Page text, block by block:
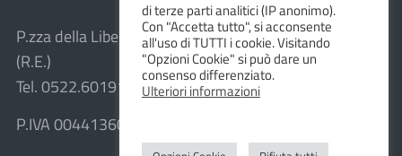
P.zza della Libertà, 1 – 42030 Vezzano sul Crostolo
(R.E.)
Tel. 0522.601911 – Fax 0522.601947
P.IVA 00441360351
di terze parti analitici (IP anonimo).
Con "Accetta tutto", si acconsente
all'uso di TUTTI i cookie. Visitando
"Opzioni Cookie" si può dare un
consenso differenziato.
Ulteriori informazioni